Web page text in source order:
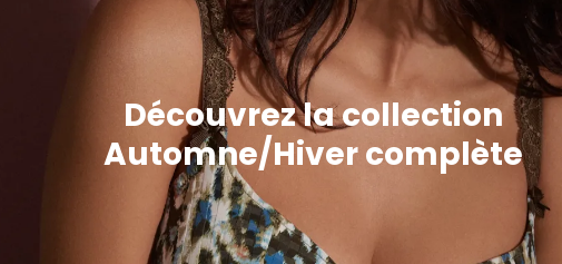
Découvrez la collection
Automne/Hiver complète